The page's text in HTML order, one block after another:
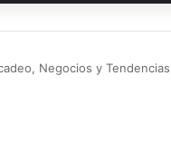
Negocios y Tendencias